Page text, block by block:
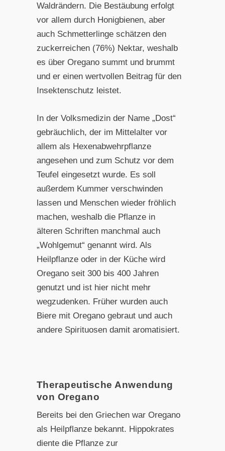
Waldrändern. Die Bestäubung erfolgt
vor allem durch Honigbienen, aber
auch Schmetterlinge schätzen den
zuckerreichen (76%) Nektar, weshalb
es über Oregano summt und brummt
und er einen wertvollen Beitrag für den
Insektenschutz leistet.
In der Volksmedizin der Name „Dost“
gebräuchlich, der im Mittelalter vor
allem als Hexenabwehrpflanze
angesehen und zum Schutz vor dem
Teufel eingesetzt wurde. Es soll
außerdem Kummer verschwinden
lassen und Menschen wieder fröhlich
machen, weshalb die Pflanze in
älteren Schriften manchmal auch
„Wohlgemut“ genannt wird. Als
Heilpflanze oder in der Küche wird
Oregano seit 300 bis 400 Jahren
genutzt und ist hier nicht mehr
wegzudenken. Früher wurden auch
Biere mit Oregano gebraut und auch
andere Spirituosen damit aromatisiert.
Therapeutische Anwendung
von Oregano
Bereits bei den Griechen war Oregano
als Heilpflanze bekannt. Hippokrates
diente die Pflanze zur